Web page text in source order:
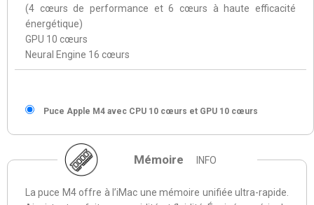
(4 cœurs de performance et 6 cœurs à haute efficacité
énergétique)
GPU 10 cœurs
Neural Engine 16 cœurs
Puce Apple M4 avec CPU 10 cœurs et GPU 10 cœurs
Mémoire INFO
La puce M4 offre à l’iMac une mémoire unifiée ultra-rapide.